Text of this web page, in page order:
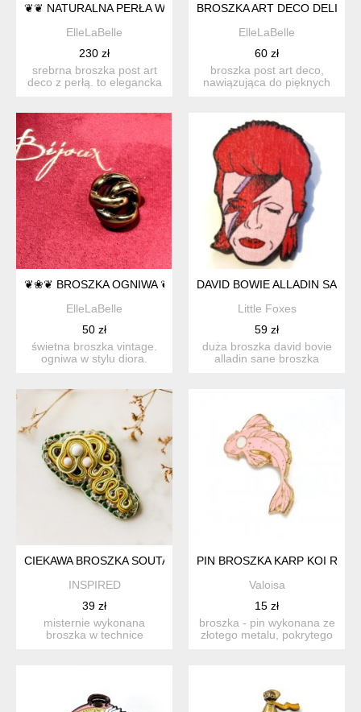
❦❦ NATURALNA PERŁA W SREBRZE ❦❦
ElleLaBelle
230 zł
srebrna broszka post art
deco z perłą. to elegancka
BROSZKA ART DECO
ElleLaBelle
60 zł
broszka post art deco,
nawiązująca do pięknych
❦❀❦ BROSZKA OGNIWA ❦❀❦
ElleLaBelle
50 zł
świetna broszka vintage.
ogniwa w stylu diora.
DAVID BOWIE ALLADIN SANE
Little Foxes
59 zł
duża broszka david bovie
alladin sane broszka
CIEKAWA BROSZKA SOUTACHE
INSPIRED
39 zł
misternie wykonana
broszka w technice
PIN BROSZKA KARP KOI
Valoisa
15 zł
broszka - pin wykonana ze
złotego metalu, pokrytego